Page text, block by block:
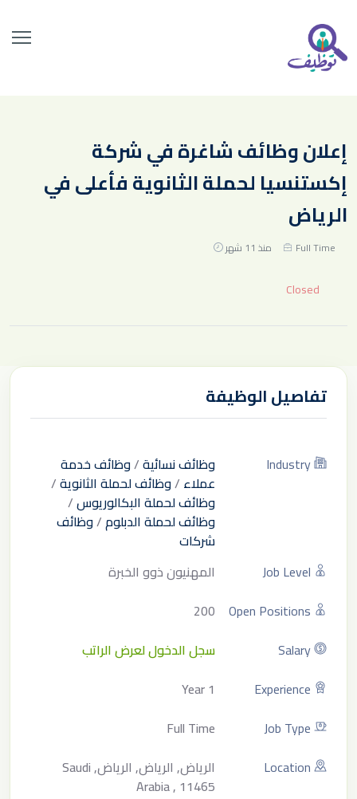
إعلان وظائف شاغرة في شركة
إكستنسيا لحملة الثانوية فأعلى في
الرياض
Full Time منذ 11 شهر
Closed
تفاصيل الوظيفة
Industry وظائف نسائية/وظائف خدمة
عملاء /وظائف لحملة الثانوية/
وظائف لحملة البكالوريوس/
وظائف لحملة الدبلوم/وظائف
شركات
Job Level
المهنيون ذوو الخبرة
Open Positions
200
Salary
سجل الدخول لعرض الراتب
Experience
1 Year
Job Type
Full Time
Location
الرياض, الرياض, الرياض, Saudi
Arabia , 11465